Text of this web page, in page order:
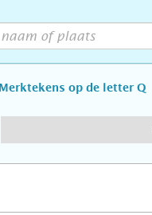
Merktekens op de letter Q